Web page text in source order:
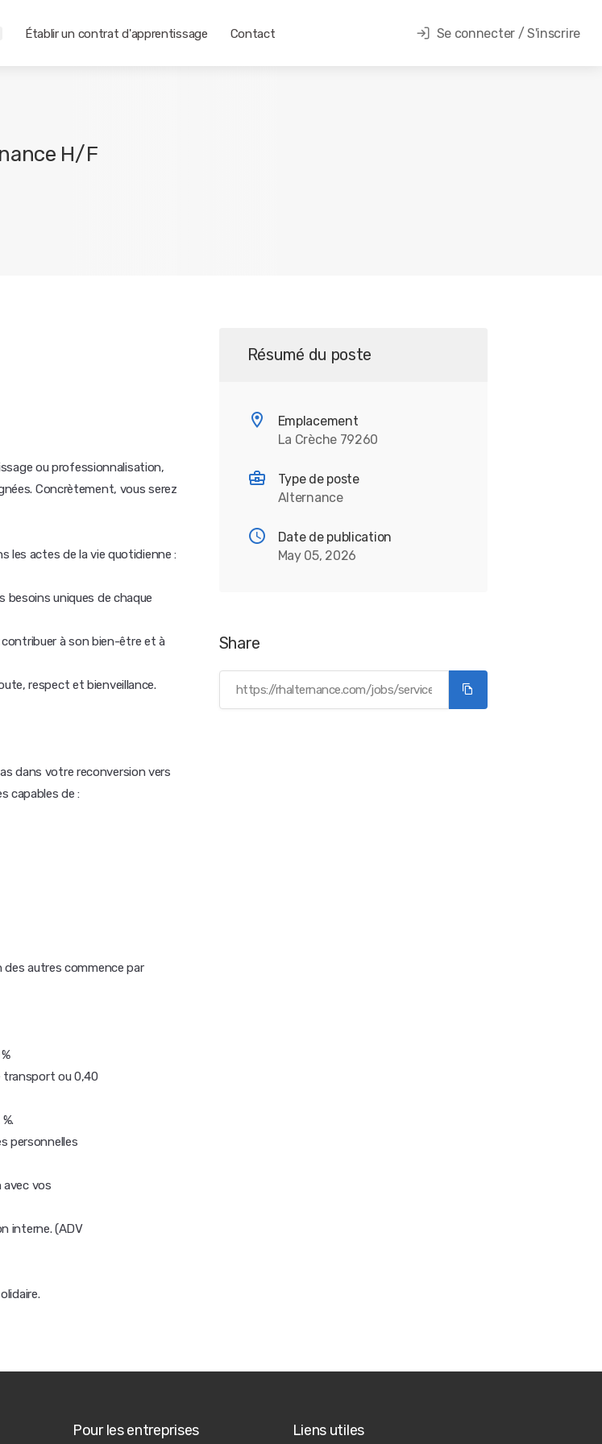
Établir un contrat d'apprentissage Contact Se connecter / S'inscrire
H/F
ou professionnalisation,
Concrètement, vous serez
les actes de la vie quotidienne :
uniques de chaque
à son bien-être et à
respect et bienveillance.
dans votre reconversion vers
capables de :
des autres commence par
transport ou 0,40
personnelles
avec vos
interne. (ADV
Résumé du poste
Emplacement
La Crèche 79260
Type de poste
Alternance
Date de publication
May 05, 2026
Share
Pour les entreprises Liens utiles